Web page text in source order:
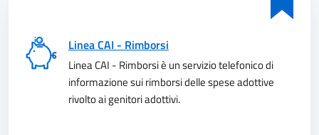
Linea CAI - Rimborsi
Linea CAI - Rimborsi è un servizio telefonico di
informazione sui rimborsi delle spese adottive
rivolto ai genitori adottivi.